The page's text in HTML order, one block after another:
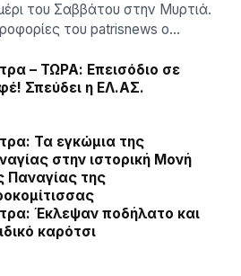
του Σαββάτου στην Μυρτιά.
του patrisnews ο…
– ΤΩΡΑ: Επεισόδιο σε
Σπεύδει η ΕΛ.ΑΣ.
Τα εγκώμια της
στην ιστορική Μονή
Παναγίας της
Έκλεψαν ποδήλατο και
καρότσι